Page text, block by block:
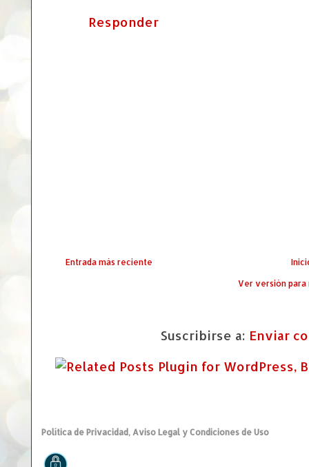
Responder
Entrada más reciente
Ver versión
Suscribirse a: Enviar
Política de Privacidad, Aviso Legal y Condiciones de Uso